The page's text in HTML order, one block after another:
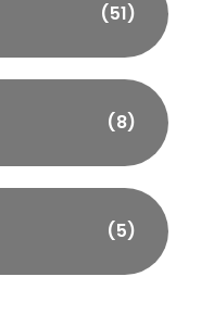
(51)
(8)
(5)